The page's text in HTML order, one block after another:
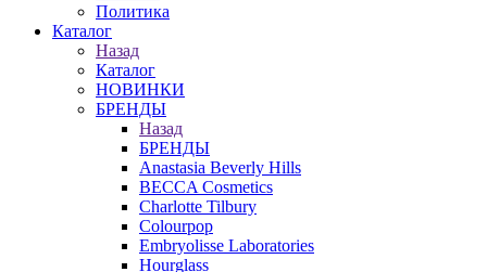
Политика
Каталог
Назад
Каталог
НОВИНКИ
БРЕНДЫ
Назад
БРЕНДЫ
Anastasia Beverly Hills
BECCA Cosmetics
Charlotte Tilbury
Colourpop
Embryolisse Laboratories
Hourglass